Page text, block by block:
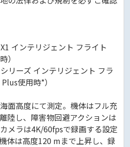
インテリジェント フライト
）
リーズ インテリジェント フラ
使用時*）
面高度にて測定。機体はフル充
陸し、障害物回避アクションは
カメラは4K/60fpsで録画する設定
体は高度120 mまで上昇し、録